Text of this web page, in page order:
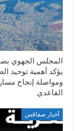
المجلس الجهوي
يؤكد أهمية توحيد
ومواصلة إنجاح مسار
القاعدي
أخبار صفاقس